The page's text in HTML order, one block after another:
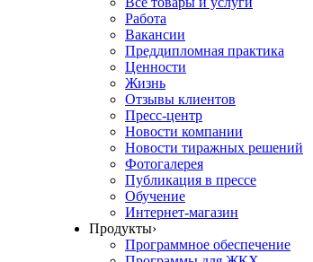
Работа
Вакансии
Преддипломная практика
Ценности
Жизнь
Отзывы клиентов
Пресс-центр
Новости компании
Новости тиражных решений
Фотогалерея
Публикация в прессе
Обучение
Интернет-магазин
Продукты›
Программное обеспечение